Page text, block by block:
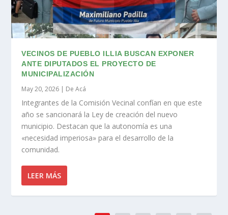
VECINOS DE PUEBLO ILLIA BUSCAN EXPONER
ANTE DIPUTADOS EL PROYECTO DE
MUNICIPALIZACIÓN
May 20, 2026 | De Acá
Integrantes de la Comisión Vecinal confían en que este
año se sancionará la Ley de creación del nuevo
municipio. Destacan que la autonomía es una
«necesidad imperiosa» para el desarrollo de la
comunidad.
LEER MÁS